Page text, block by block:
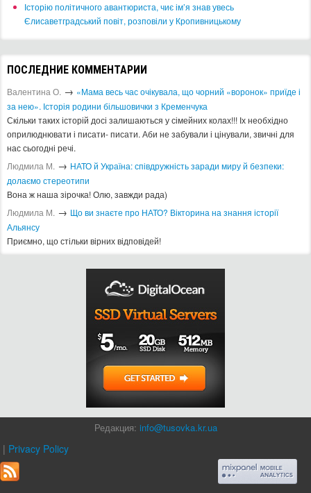
Історію політичного авантюриста, чиє ім’я знав увесь
Єлисаветградський повіт, розповіли у Кропивницькому
ПОСЛЕДНИЕ КОММЕНТАРИИ
Валентина О. → «Мама весь час очікувала, що чорний «воронок» приїде і
за нею». Історія родини більшовички з Кременчука
Скільки таких історій досі залишаються у сімейних колах!!! Іх необхідно
оприлюднювати і писати- писати. Аби не забували і цінували, звичні для
нас сьогодні речі.
Людмила М. → ​НАТО й Україна: співдружність заради миру й безпеки:
долаємо стереотипи
Вона ж наша зірочка! Олю, завжди рада)
Людмила М. → Що ви знаєте про НАТО? Вікторина на знання історії
Альянсу ​
Приємно, що стільки вірних відповідей!
Редакция: info@tusovka.kr.ua
| Privacy Policy